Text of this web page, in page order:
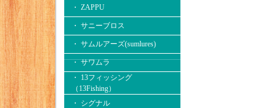
・ ZAPPU
・ サニーブロス
・ サムルアーズ(sumlures)
・ サワムラ
・ 13フィッシング
（13Fishing）
・ シグナル